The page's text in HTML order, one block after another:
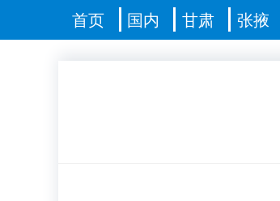
首页 国内 甘肃 张掖